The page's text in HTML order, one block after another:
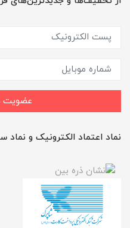
عضویت
نماد اعتماد الکترونیک و نماد